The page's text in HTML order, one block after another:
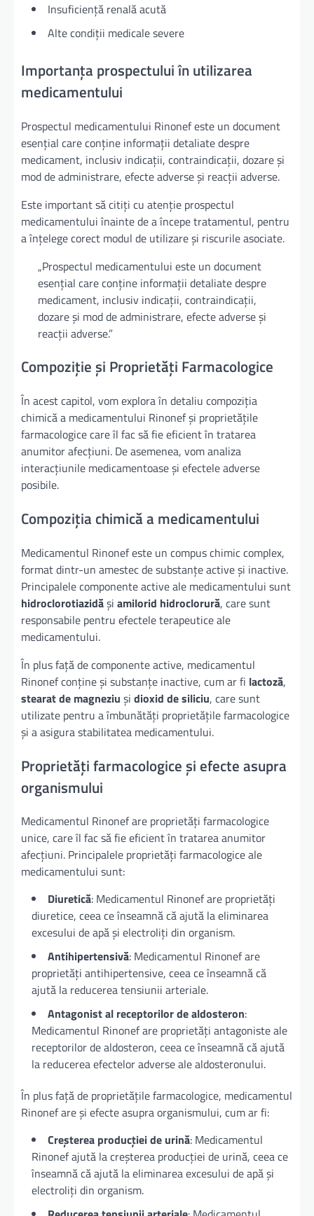
Insuficiență renală acută
Alte condiții medicale severe
Importanța prospectului în utilizarea
medicamentului
Prospectul medicamentului Rinonef este un document
esențial care conține informații detaliate despre
medicament, inclusiv indicații, contraindicații, dozare și
mod de administrare, efecte adverse și reacții adverse.
Este important să citiți cu atenție prospectul
medicamentului înainte de a începe tratamentul, pentru
a înțelege corect modul de utilizare și riscurile asociate.
„Prospectul medicamentului este un document
esențial care conține informații detaliate despre
medicament, inclusiv indicații, contraindicații,
dozare și mod de administrare, efecte adverse și
reacții adverse.”
Compoziție și Proprietăți Farmacologice
În acest capitol, vom explora în detaliu compoziția
chimică a medicamentului Rinonef și proprietățile
farmacologice care îl fac să fie eficient în tratarea
anumitor afecțiuni. De asemenea, vom analiza
interacțiunile medicamentoase și efectele adverse
posibile.
Compoziția chimică a medicamentului
Medicamentul Rinonef este un compus chimic complex,
format dintr-un amestec de substanțe active și inactive.
Principalele componente active ale medicamentului sunt
hidroclorotiazidăși amilorid hidroclorură, care sunt
responsabile pentru efectele terapeutice ale
medicamentului.
În plus față de componente active, medicamentul
Rinonef conține și substanțe inactive, cum ar fi lactoză,
stearat de magneziu și dioxid de siliciu, care sunt
utilizate pentru a îmbunătăți proprietățile farmacologice
și a asigura stabilitatea medicamentului.
Proprietăți farmacologice și efecte asupra
organismului
Medicamentul Rinonef are proprietăți farmacologice
unice, care îl fac să fie eficient în tratarea anumitor
afecțiuni. Principalele proprietăți farmacologice ale
medicamentului sunt:
Diuretică: Medicamentul Rinonef are proprietăți
diuretice, ceea ce înseamnă că ajută la eliminarea
excesului de apă și electroliți din organism.
Antihipertensivă: Medicamentul Rinonef are
proprietăți antihipertensive, ceea ce înseamnă că
ajută la reducerea tensiunii arteriale.
Antagonist al receptorilor de aldosteron:
Medicamentul Rinonef are proprietăți antagoniste ale
receptorilor de aldosteron, ceea ce înseamnă că ajută
la reducerea efectelor adverse ale aldosteronului.
În plus față de proprietățile farmacologice, medicamentul
Rinonef are și efecte asupra organismului, cum ar fi:
Creșterea producției de urină: Medicamentul
Rinonef ajută la creșterea producției de urină, ceea ce
înseamnă că ajută la eliminarea excesului de apă și
electroliți din organism.